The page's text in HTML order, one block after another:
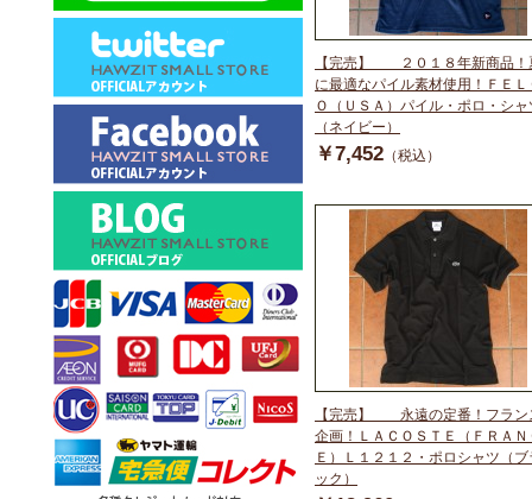
【完売】 ２０１８年新商品！
に最適なパイル素材使用！ＦＥＬ
Ｏ（ＵＳＡ）パイル・ポロ・シャ
（ネイビー）
￥7,452 （税込）
【完売】 永遠の定番！フラン
企画！ＬＡＣＯＳＴＥ（ＦＲＡＮ
Ｅ）Ｌ１２１２・ポロシャツ（ブ
ック）